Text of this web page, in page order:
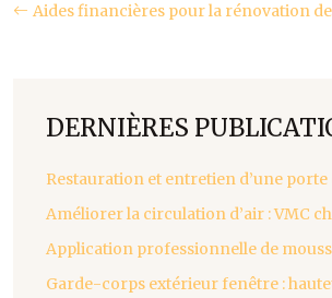
Aides financières pour la rénovation
DERNIÈRES
Restauration et entretien d’une
Améliorer la circulation d’air : VMC
Application professionnelle de
Garde-corps extérieur fenêtre :